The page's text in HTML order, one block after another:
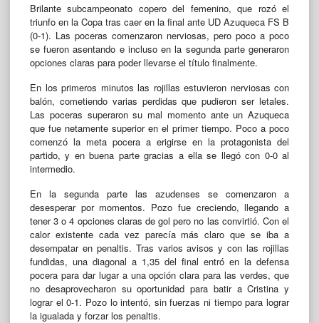
Brilante subcampeonato copero del femenino, que rozó el
triunfo en la Copa tras caer en la final ante UD Azuqueca FS B
(0-1). Las poceras comenzaron nerviosas, pero poco a poco
se fueron asentando e incluso en la segunda parte generaron
opciones claras para poder llevarse el título finalmente.
En los primeros minutos las rojillas estuvieron nerviosas con
balón, cometiendo varias perdidas que pudieron ser letales.
Las poceras superaron su mal momento ante un Azuqueca
que fue netamente superior en el primer tiempo. Poco a poco
comenzó la meta pocera a erigirse en la protagonista del
partido, y en buena parte gracias a ella se llegó con 0-0 al
intermedio.
En la segunda parte las azudenses se comenzaron a
desesperar por momentos. Pozo fue creciendo, llegando a
tener 3 o 4 opciones claras de gol pero no las convirtió. Con el
calor existente cada vez parecía más claro que se iba a
desempatar en penaltis. Tras varios avisos y con las rojillas
fundidas, una diagonal a 1,35 del final entró en la defensa
pocera para dar lugar a una opción clara para las verdes, que
no desaprovecharon su oportunidad para batir a Cristina y
lograr el 0-1. Pozo lo intentó, sin fuerzas ni tiempo para lograr
la igualada y forzar los penaltis.